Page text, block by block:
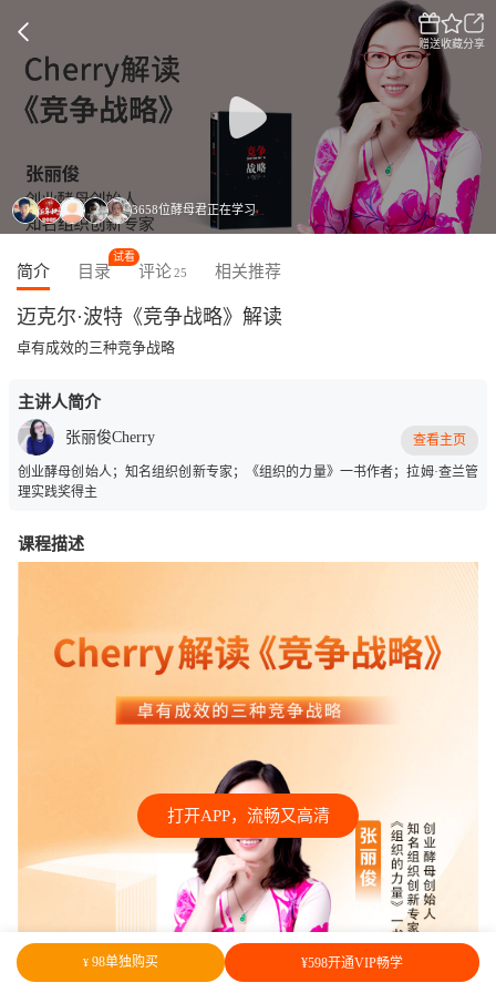
赠送收藏分享
3658位酵母君正在学习
简介 目录
试看
评论25 相关推荐
迈克尔·波特《竞争战略》解读
卓有成效的三种竞争战略
主讲人简介
张丽俊Cherry 查看主页
创业酵母创始人；知名组织创新专家；《组织的力量》一书作者；拉姆·查兰管
理实践奖得主
课程描述
¥ 98单独购买 ¥598开通VIP畅学
打开APP，流畅又高清